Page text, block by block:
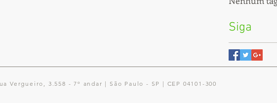
Siga
Vergueiro, 3.558 - 7º andar | São Paulo - SP | CEP 04101-300